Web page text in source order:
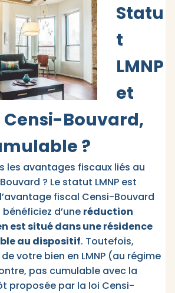
Statu
t
LMNP
et
Bouvard,
?
les avantages fiscaux liés au
? Le statut LMNP est
fiscal Censi-Bouvard
d’une réduction
est situé dans une résidence
au dispositif. Toutefois,
votre bien en LMNP (au régime
pas cumulable avec la
proposée par la loi Censi-